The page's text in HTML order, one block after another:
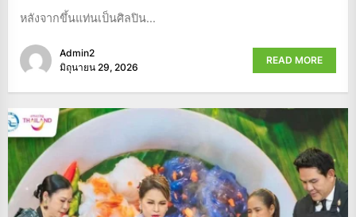
หลังจากขึ้นแท่นเป็นศิลปิน...
Admin2
มิถุนายน 29, 2026
READ MORE